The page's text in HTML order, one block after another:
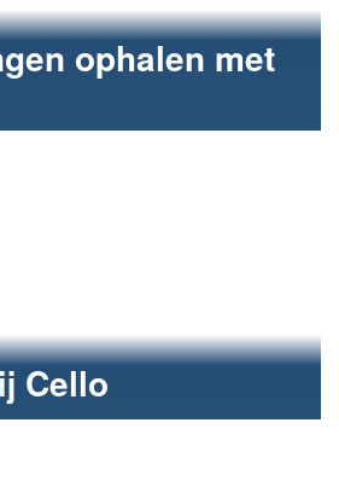
ophalen met
organiseert
Cello
bij de manege.